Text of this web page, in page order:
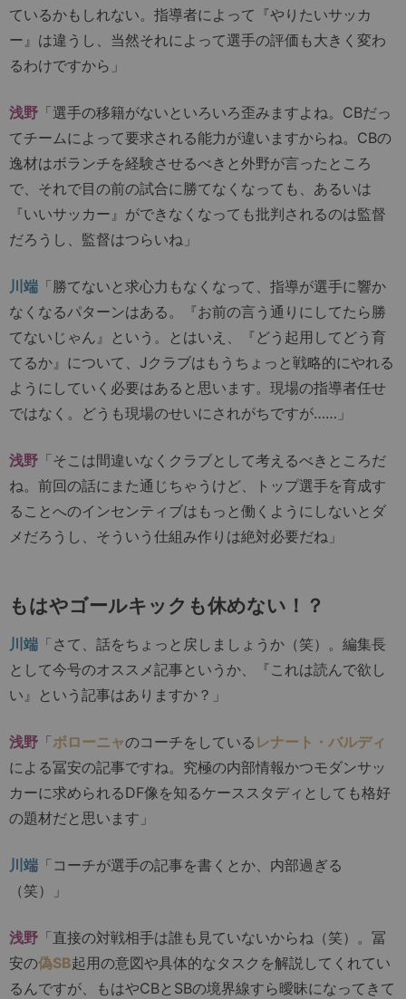
ているかもしれない。指導者によって『やりたいサッカ
ー』は違うし、当然それによって選手の評価も大きく変わ
るわけですから」
浅野 「選手の移籍がないといろいろ歪みますよね。CBだっ
てチームによって要求される能力が違いますからね。CBの
逸材はボランチを経験させるべきと外野が言ったところ
で、それで目の前の試合に勝てなくなっても、あるいは
『いいサッカー』ができなくなっても批判されるのは監督
だろうし、監督はつらいね」
川端 「勝てないと求心力もなくなって、指導が選手に響か
なくなるパターンはある。『お前の言う通りにしてたら勝
てないじゃん』という。とはいえ、『どう起用してどう育
てるか』について、Jクラブはもうちょっと戦略的にやれる
ようにしていく必要はあると思います。現場の指導者任せ
ではなく。どうも現場のせいにされがちですが……」
浅野 「そこは間違いなくクラブとして考えるべきところだ
ね。前回の話にまた通じちゃうけど、トップ選手を育成す
ることへのインセンティブはもっと働くようにしないとダ
メだろうし、そういう仕組み作りは絶対必要だね」
もはやゴールキックも休めない！？
川端 「さて、話をちょっと戻しましょうか（笑）。編集長
として今号のオススメ記事というか、『これは読んで欲し
い』という記事はありますか？」
浅野 「ボローニャのコーチをしている レナート・バルディ
による冨安の記事ですね。究極の内部情報かつモダンサッ
カーに求められるDF像を知るケーススタディとしても格好
の題材だと思います」
川端 「コーチが選手の記事を書くとか、内部過ぎる
（笑）」
浅野 「直接の対戦相手は誰も見ていないからね（笑）。冨
安の偽SB起用の意図や具体的なタスクを解説してくれてい
るんですが、もはやCBとSBの境界線すら曖昧になってきて